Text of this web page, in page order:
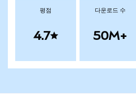
평점
4.7
다운로드 수
50M+